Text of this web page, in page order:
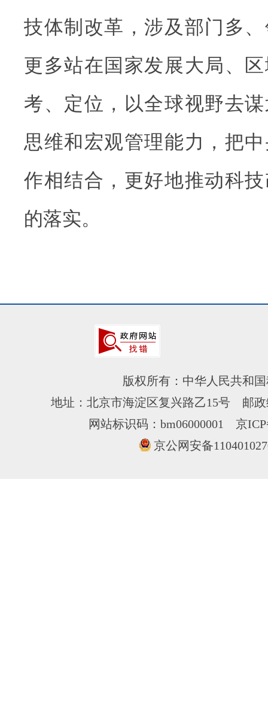
技体制改革，涉及部门多
更多站在国家发展大局、
考、定位，以全球视野去
思维和宏观管理能力，把
作相结合，更好地推动科
的落实。
版权所有：中华人民共和
地址：北京市海淀区复兴路乙15号 邮
网站标识码：bm06000001 京
京公网安备